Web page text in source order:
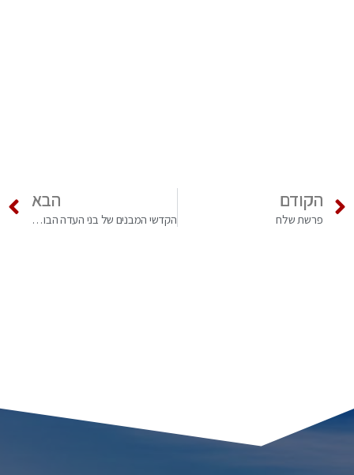
הקודם
פרשת שלח
הבא
הקדשי המבנים של בני העדה הבוכרית